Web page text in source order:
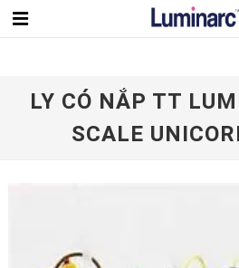
LY CÓ NẮP TT
SCALE